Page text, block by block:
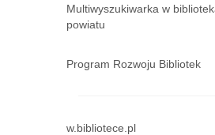
Multiwyszukiwarka w
powiatu
Program Rozwoju Bibliotek
w.bibliotece.pl